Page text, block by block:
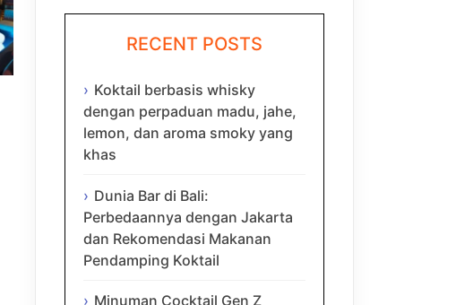
RECENT POSTS
Koktail berbasis whisky
dengan perpaduan madu, jahe,
lemon, dan aroma smoky yang
khas
Dunia Bar di Bali:
Perbedaannya dengan Jakarta
dan Rekomendasi Makanan
Pendamping Koktail
Minuman Cocktail Gen Z